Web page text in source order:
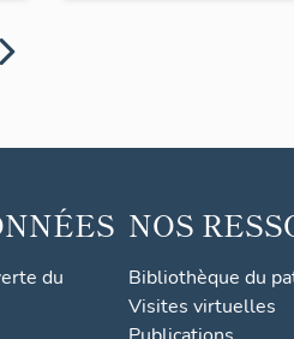
du
NOS
Bibliothèque du
Visites virtuelles